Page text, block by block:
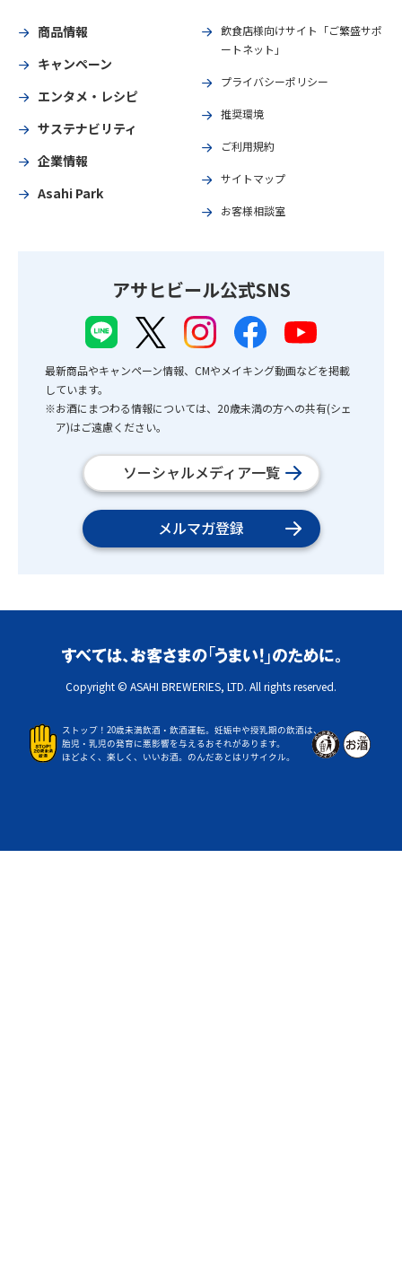
商品情報
キャンペーン
エンタメ・レシピ
サステナビリティ
企業情報
Asahi Park
飲食店様向けサイト「ご繁盛サポ
ートネット」
プライバシーポリシー
推奨環境
ご利用規約
サイトマップ
お客様相談室
アサヒビール公式SNS
最新商品やキャンペーン情報、CMやメイキング動画などを掲載
しています。
※お酒にまつわる情報については、20歳未満の方への共有(シェ
ア)はご遠慮ください。
ソーシャルメディア一覧
メルマガ登録
Copyright © ASAHI BREWERIES, LTD. All rights reserved.